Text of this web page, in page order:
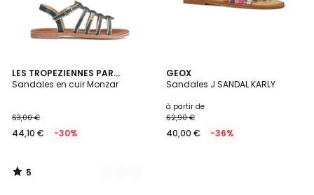
LES TROPEZIENNES PAR
M.BELARBI
Sandales en cuir Monzar
63,00 €
44,10 € -30%
5
/
2
Couleurs
5
/
GEOX
Sandales J SANDAL KARLY
à partir de
62,90 €
40,00 € -36%